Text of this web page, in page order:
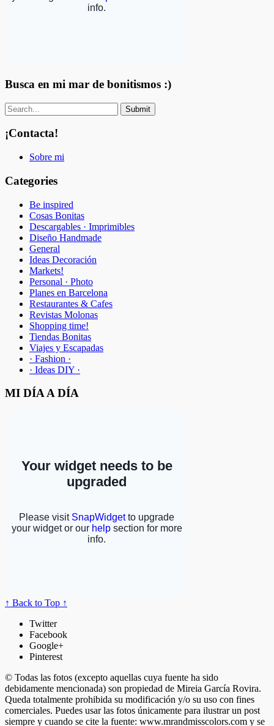
Busca en mi mar de bonitismos :)
¡Contacta!
Sobre mi
Categories
Be inspired
Cosas Bonitas
Descargables · Imprimibles
Diseño Handmade
General
Ideas Decoración
Markets!
Personal · Photo
Planes en Barcelona
Restaurantes & Cafes
Revistas Molonas
Shopping time!
Tiendas Bonitas
Viajes y Escapadas
· Fashion ·
· Ideas DIY ·
MI DÍA A DÍA
↑ Back to Top ↑
Twitter
Facebook
Google+
Pinterest
© Todas las fotos (excepto aquellas cuya fuente ha sido
debidamente mencionada) son propiedad de Mireia García Rovira.
Queda totalmente prohibida su modificación y/o su uso con fines
comerciales. Puedes usar las fotos únicamente para ilustrar un post
siempre y cuando se cite la fuente: www.mrandmisscolors.com y se